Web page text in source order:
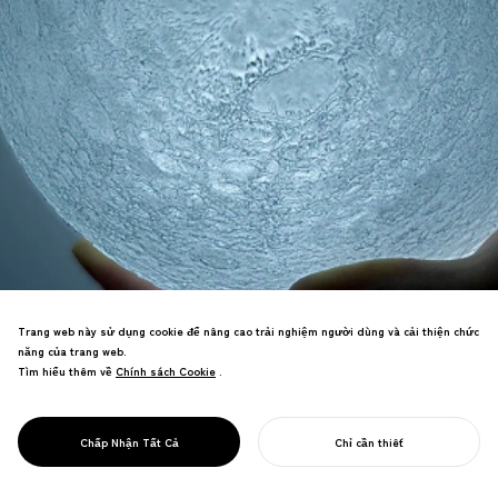
PROJECT
MẶT TRĂNG
trở thành nguồn cảm hứng cho vô số tác
phẩm bắt chước.
Trang web này sử dụng cookie để nâng cao trải nghiệm người dùng và cải thiện chức
năng của trang web.
Tìm hiểu thêm về Chính sách Cookie
Chính sách Cookie .
Chấp Nhận Tất Cả Chỉ cần thiết